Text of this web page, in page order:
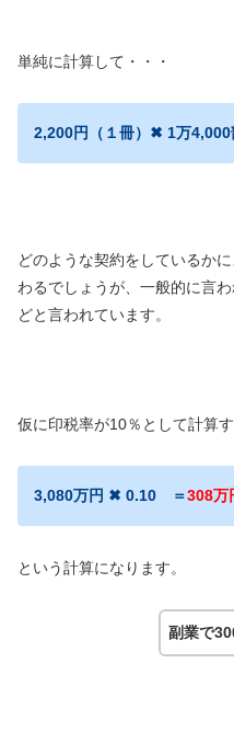
単純に計算して・・・
2,200円（１冊）✖ 1万
どのような契約をしているか
わるでしょうが、一般的に言
どと言われています。
仮に印税率が10％として計算
3,080万円 ✖ 0.10 ＝308万
という計算になります。
副業で